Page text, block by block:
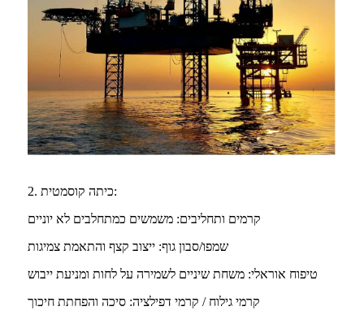
2. כיתה קוסמטית:
קרמים ותחליבים: משמשים כמתחלבים לא יוניים
שמפו/סבון גוף: ייצוב קצף והתאמת צמיגות
טיפוח אוראלי: משחת שיניים לשמירה על לחות ומניעת ייבוש
קרמי גילוח / קרמי דפילציה: סיכה והפחתת חיכוך